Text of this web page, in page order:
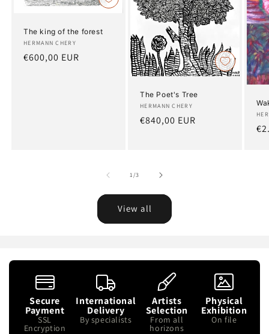
The king of the forest
Artist:
HERMANN CHERY
Regular
€600,00 EUR
The Poet's Tree
Artist:
HERMANN CHERY
Regular
€840,00 EUR
1/of
3
View all
Secure
Payment
SSL
Encryption
International
Delivery
By specialists
Artists
Selection
From all
horizons
Physical
Exhibition
On file